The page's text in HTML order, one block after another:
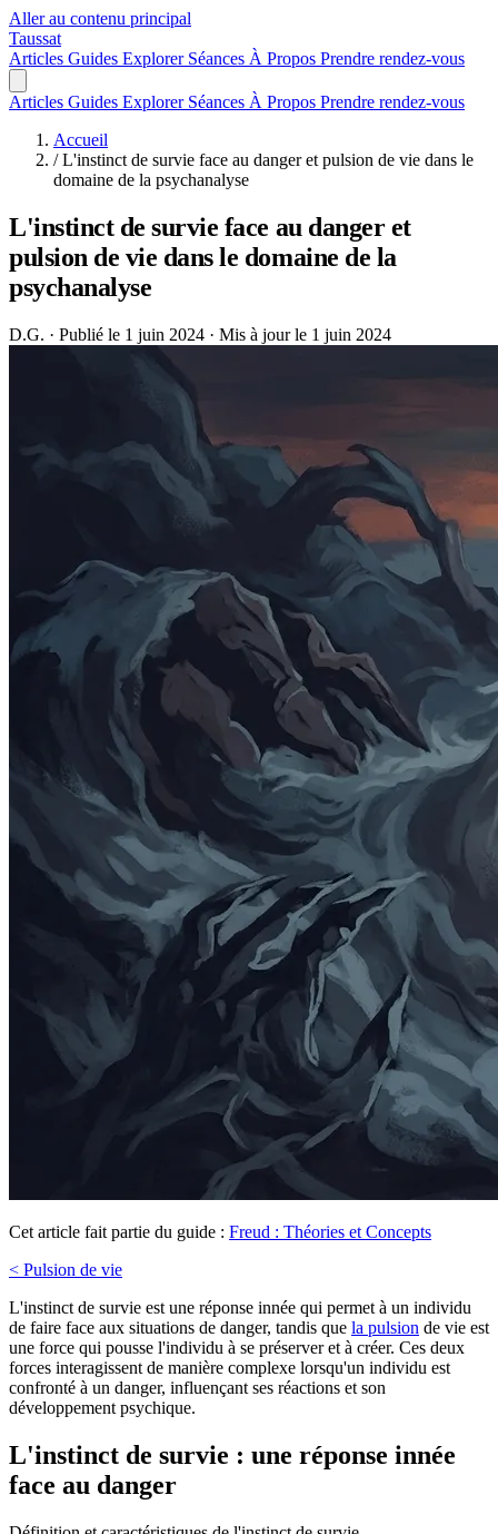
Aller au contenu principal
Taussat
Articles Guides Explorer Séances À Propos Prendre rendez-vous
Articles Guides Explorer Séances À Propos Prendre rendez-vous
Accueil
/ L'instinct de survie face au danger et pulsion de vie dans le
domaine de la psychanalyse
L'instinct de survie face au danger et
pulsion de vie dans le domaine de la
psychanalyse
D.G. · Publié le 1 juin 2024 · Mis à jour le 1 juin 2024
Cet article fait partie du guide : Freud : Théories et Concepts
< Pulsion de vie
L'instinct de survie est une réponse innée qui permet à un individu
de faire face aux situations de danger, tandis que la pulsion de vie est
une force qui pousse l'individu à se préserver et à créer. Ces deux
forces interagissent de manière complexe lorsqu'un individu est
confronté à un danger, influençant ses réactions et son
développement psychique.
L'instinct de survie : une réponse innée
face au danger